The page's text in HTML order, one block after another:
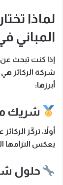
لماذا
المباني
إذا كنت تبحث
شركة الركائز هي
أبرزها:
شريك
أولاً، تركّز
يعكس التزامها
حلول